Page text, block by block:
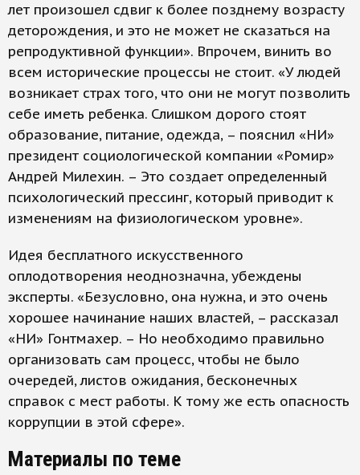
лет произошел сдвиг к более позднему возрасту
деторождения, и это не может не сказаться на
репродуктивной функции». Впрочем, винить во
всем исторические процессы не стоит. «У людей
возникает страх того, что они не могут позволить
себе иметь ребенка. Слишком дорого стоят
образование, питание, одежда, – пояснил «НИ»
президент социологической компании «Ромир»
Андрей Милехин. – Это создает определенный
психологический прессинг, который приводит к
изменениям на физиологическом уровне».
Идея бесплатного искусственного
оплодотворения неоднозначна, убеждены
эксперты. «Безусловно, она нужна, и это очень
хорошее начинание наших властей, – рассказал
«НИ» Гонтмахер. – Но необходимо правильно
организовать сам процесс, чтобы не было
очередей, листов ожидания, бесконечных
справок с мест работы. К тому же есть опасность
коррупции в этой сфере».
Материалы по теме